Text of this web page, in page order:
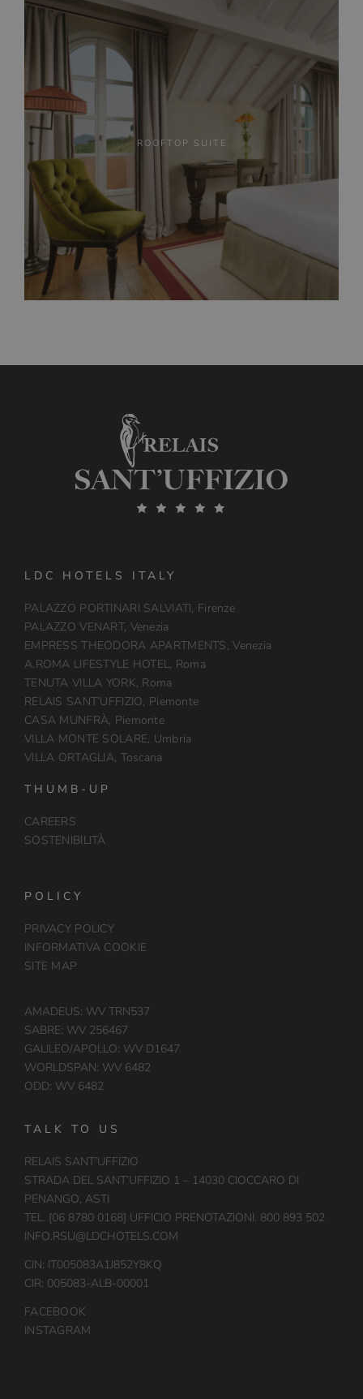
ROOFTOP SUITE
LDC HOTELS ITALY
PALAZZO PORTINARI SALVIATI, Firenze
PALAZZO VENART, Venezia
EMPRESS THEODORA APARTMENTS, Venezia
A.ROMA LIFESTYLE HOTEL, Roma
TENUTA VILLA YORK, Roma
RELAIS SANT’UFFIZIO, Piemonte
CASA MUNFRÀ, Piemonte
VILLA MONTE SOLARE, Umbria
VILLA ORTAGLIA, Toscana
THUMB-UP
CAREERS
SOSTENIBILITÀ
POLICY
PRIVACY POLICY
INFORMATIVA COOKIE
SITE MAP
AMADEUS: WV TRN537
SABRE: WV 256467
GALILEO/APOLLO: WV D1647
WORLDSPAN: WV 6482
ODD: WV 6482
TALK TO US
RELAIS SANT’UFFIZIO
STRADA DEL SANT’UFFIZIO 1 – 14030 CIOCCARO DI
PENANGO, ASTI
TEL. [06 8780 0168] UFFICIO PRENOTAZIONI. 800 893 502
INFO.RSU@LDCHOTELS.COM
CIN: IT005083A1J852Y8KQ
CIR: 005083-ALB-00001
FACEBOOK
INSTAGRAM